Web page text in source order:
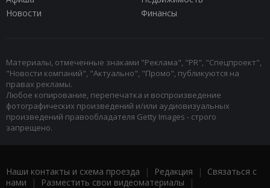
Новости
Финансы
Материалы, отмеченные знаками "Реклама", "PR", "Спецпроект",
"Новости компаний", "Актуально", "Промо", публикуются на
правах рекламы.
Любое копирование, перепечатка и воспроизведение
фотографических произведений и/или аудиовизуальных
произведений правообладателя Getty Images - строго
запрещено.
Наши контакты и схема проезда | Редакция | Связаться с
нами | Разместить свои видеоматериалы |